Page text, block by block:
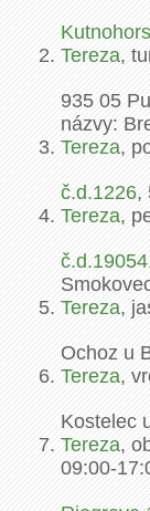
Tereza,
935 05
názvy:
Tereza,
č.d.1226,
Tereza,
č.d.19054
Tereza,
Ochoz u
Tereza,
Kostelec
Tereza,
09:00-